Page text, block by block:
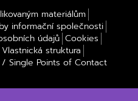
materiálům
informační společnosti
údajů Cookies
Vlastnická struktura
Single Points of Contact